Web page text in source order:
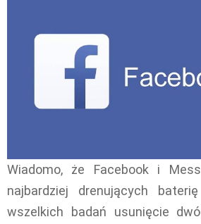
Wiadomo, że Facebook i
najbardziej drenujących
wszelkich badań usunięcie